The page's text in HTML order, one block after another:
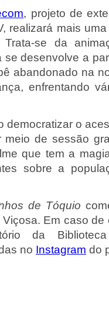
, projeto de
realizará mais
Trata-se da
se desenvolve a
abandonado na
enfrentando
democratizar o
meio de sessão
que tem a
sobre a
de Tóquio
Em caso de
da
no Instagram do